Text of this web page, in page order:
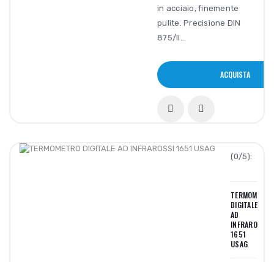
in acciaio, finemente
pulite. Precisione DIN
875/II...
ACQUISTA
(0/5):
TERMOMETRO
DIGITALE
AD
INFRAROSSI
1651
USAG